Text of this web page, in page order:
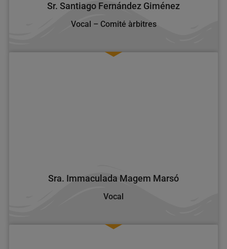
Sr. Santiago Fernández Giménez
Vocal – Comité àrbitres
Sra. Immaculada Magem Marsó
Vocal